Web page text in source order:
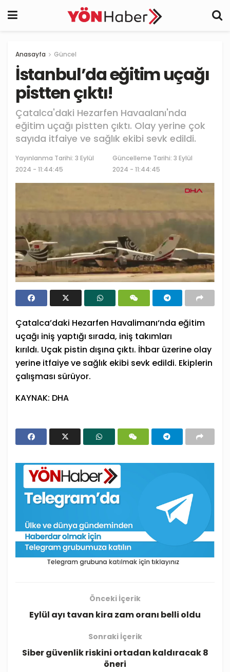
Anasayfa Güncel
İstanbul’da eğitim uçağı
pistten çıktı!
Çatalca'daki Hezarfen Havaalanı'nda
eğitim uçağı pistten çıktı. Olay yerine çok
sayıda itfaiye ve sağlık ekibi sevk edildi.
Yayınlanma Tarihi: 3 Eylül
2024 - 11:44:45
Güncelleme Tarihi: 3 Eylül
2024 - 11:44:45
Çatalca’daki Hezarfen Havalimanı‘nda eğitim
uçağı iniş yaptığı sırada, iniş takımları
kırıldı. Uçak pistin dışına çıktı. İhbar üzerine olay
yerine itfaiye ve sağlık ekibi sevk edildi. Ekiplerin
çalışması sürüyor.
KAYNAK: DHA
Önceki İçerik
Eylül ayı tavan kira zam oranı belli oldu
Sonraki İçerik
Siber güvenlik riskini ortadan kaldıracak 8
öneri